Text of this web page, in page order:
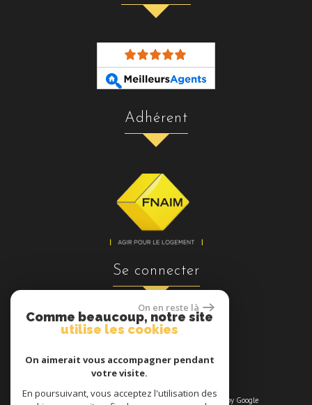
adhérent
se connecter
© 2026 | Tous droits réservés | Traduction powered by Google
On en reste là
Comme beaucoup, notre site
utilise les cookies
On aimerait vous accompagner pendant
votre visite.
En poursuivant, vous acceptez l'utilisation des